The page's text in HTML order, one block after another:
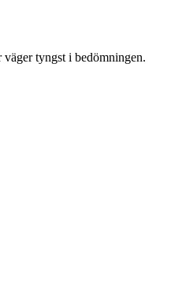
tyngst i bedömningen.